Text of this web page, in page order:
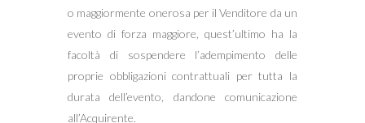
o maggiormente onerosa per il Venditore da un
evento di forza maggiore, quest’ultimo ha la
facoltà di sospendere l’adempimento delle
proprie obbligazioni contrattuali per tutta la
durata dell’evento, dandone comunicazione
all’Acquirente.